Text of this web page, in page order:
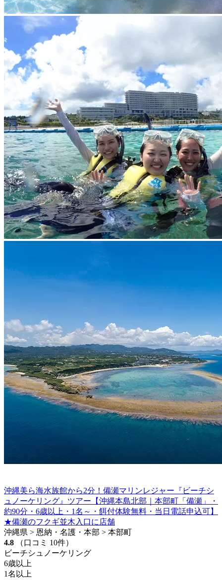
沖縄美ら海水族館から2分！備瀬マリンレジャー『ビーチシ
ュノーケリング』ツアー【沖縄本島北部｜本部町「備瀬」・
約90分・6歳以上・1名～・餌付体験無料・当日電話申込可】
★備瀬のフクギ並木入口に店舗
沖縄県 > 恩納・名護・本部 > 本部町
4.8
（口コミ 10件）
ビーチシュノーケリング
6歳以上
1名以上